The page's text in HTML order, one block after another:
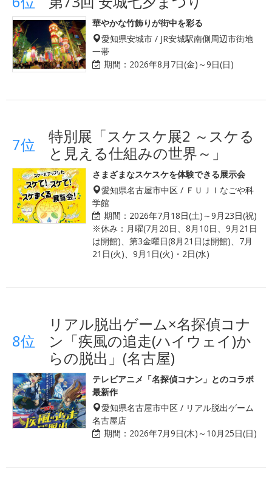
華やかな竹飾りが街中を彩る
愛知県安城市 / JR安城駅南側周辺市街地
一帯
期間： 2026年8月7日(金)～9日(日)
7位
特別展「スケスケ展2 ～スケる
と見える仕組みの世界～」
さまざまなスケスケを体験できる展示会
愛知県名古屋市中区 / ＦＵＪＩなごや科
学館
期間： 2026年7月18日(土)～9月23日(祝)
※休み：月曜(7月20日、8月10日、9月21日
は開館)、第3金曜日(8月21日は開館)、7月
21日(火)、9月1日(火)・2日(水)
8位
リアル脱出ゲーム×名探偵コナ
ン「疾風の追走(ハイウェイ)か
らの脱出」(名古屋)
テレビアニメ「名探偵コナン」とのコラボ
最新作
愛知県名古屋市中区 / リアル脱出ゲーム
名古屋店
期間： 2026年7月9日(木)～10月25日(日)